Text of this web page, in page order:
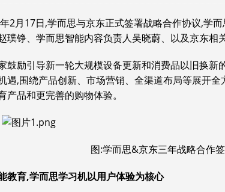
2月17日,学而思与京东正式签署战略合作协议,学
璞铮、学而思智能内容负责人吴晓蔚、以及京东相
鼓励引导新一轮大规模设备更新和消费品以旧换新
遇,围绕产品创新、市场营销、全渠道布局等展开
产品和更完善的购物体验。
图:学而思&京东三年战略合作
教育,学而思学习机以用户体验为核心